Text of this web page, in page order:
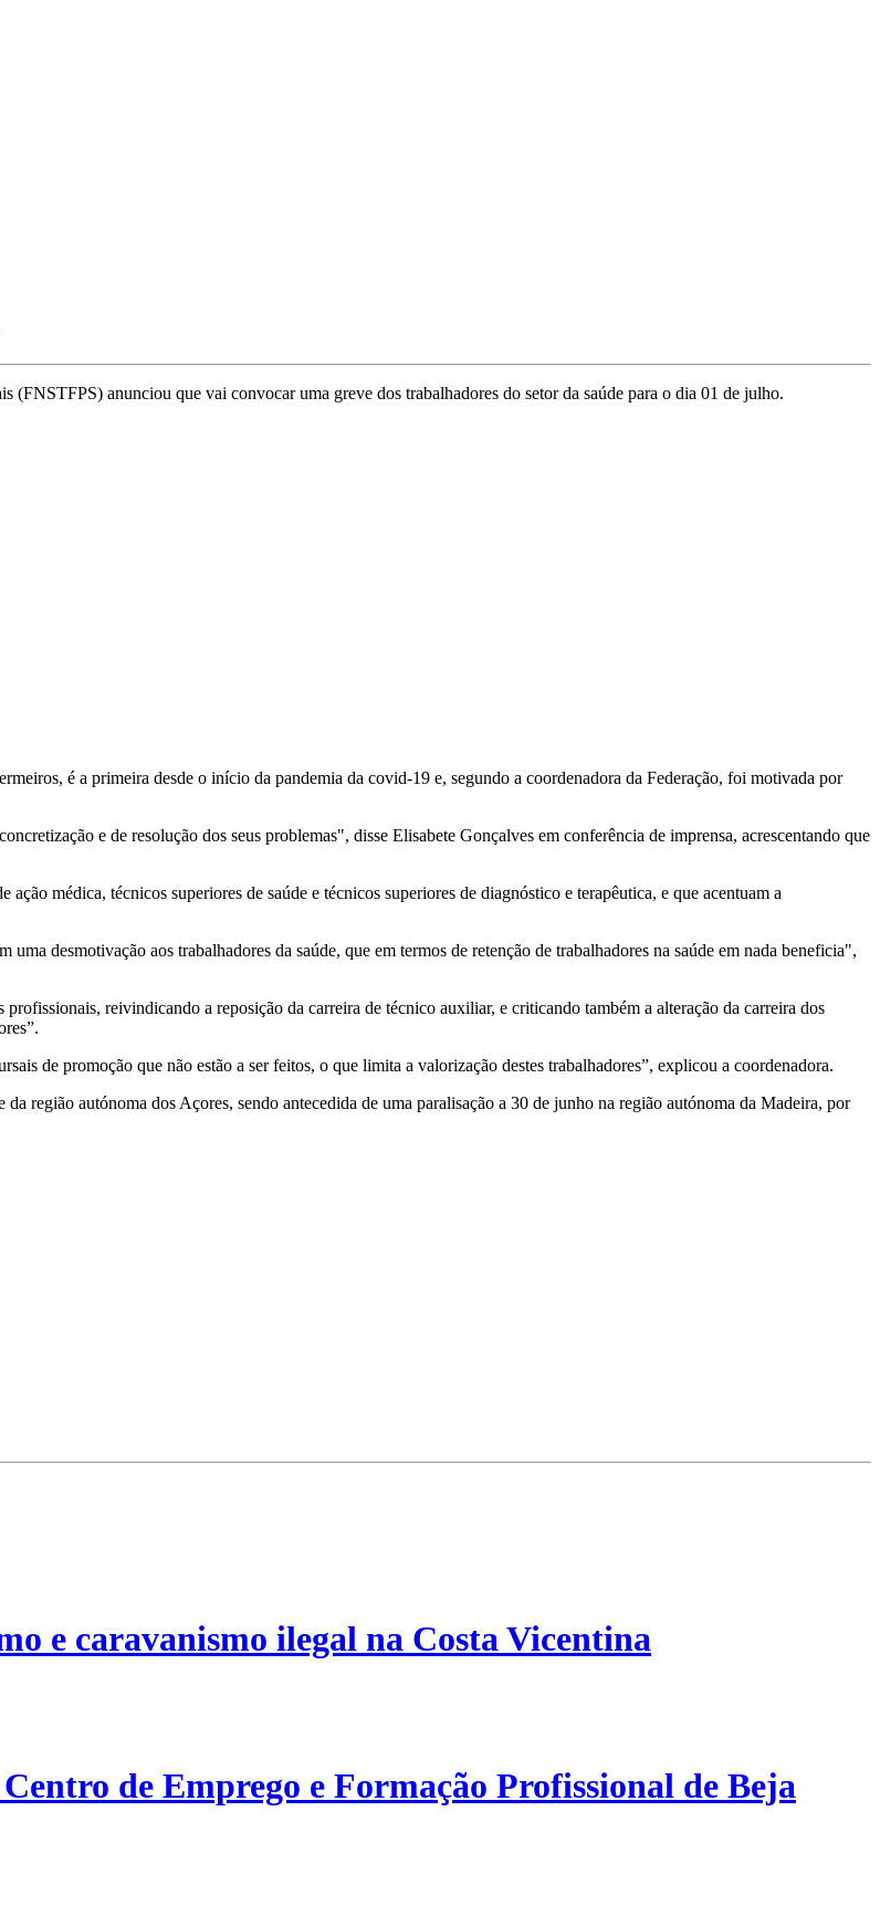
(FNSTFPS) anunciou que vai convocar uma greve dos trabalhadores do setor da saúde para o dia 01 de julho.
é a primeira desde o início da pandemia da covid-19 e, segundo a coordenadora da Federação, foi motivada por
e de resolução dos seus problemas", disse Elisabete Gonçalves em conferência de imprensa, acrescentando que
médica, técnicos superiores de saúde e técnicos superiores de diagnóstico e terapêutica, e que acentuam a
desmotivação aos trabalhadores da saúde, que em termos de retenção de trabalhadores na saúde em nada beneficia",
reivindicando a reposição da carreira de técnico auxiliar, e criticando também a alteração da carreira dos
de promoção que não estão a ser feitos, o que limita a valorização destes trabalhadores”, explicou a coordenadora.
região autónoma dos Açores, sendo antecedida de uma paralisação a 30 de junho na região autónoma da Madeira, por
e caravanismo ilegal na Costa Vicentina
de Emprego e Formação Profissional de Beja